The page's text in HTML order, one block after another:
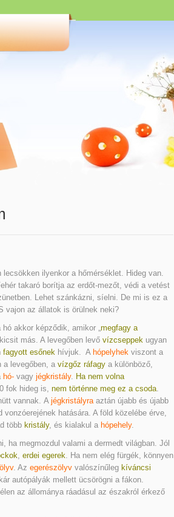
ilyenkor a hőmérséklet. Hideg van.
takaró borítja az erdőt-mezőt, védi a vetést
Lehet szánkázni, síelni. De mi is ez a
vajon az állatok is örülnek neki?
akkor képződik, amikor „megfagy a
más. A levegőben levő vízcseppekugyan
fagyott esőnekhívjuk. A hópelyhekviszont a
a levegőben, a vízgőz ráfagya különböző,
hó-vagyjégkristály. Ha nem volna
fok hideg is, nem történne meg ez a csoda.
vannak. A jégkristályraaztán újabb és újabb
hatására. A föld közelébe érve,
több kristály, és kialakul a hópehely.
ha megmozdul valami a dermedt világban. Jól
, erdei egerek. Ha nem elég fürgék, könnyen
. Az egerészölyvvalószínűleg kíváncsi
autópályák mellett ücsörögni a fákon.
az állománya ráadásul az északról érkező